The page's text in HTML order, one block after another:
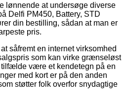
lønnende at undersøge diverse
Delfi PM450, Battery, STD
din bestilling, sådan at man er
pris.
såfremt en internet virksomhed
som kan virke grænseløst
være et kendetegn på en
med kort er på den anden
støtter folk overfor snydagtige